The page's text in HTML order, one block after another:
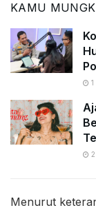
KAMU
Menurut